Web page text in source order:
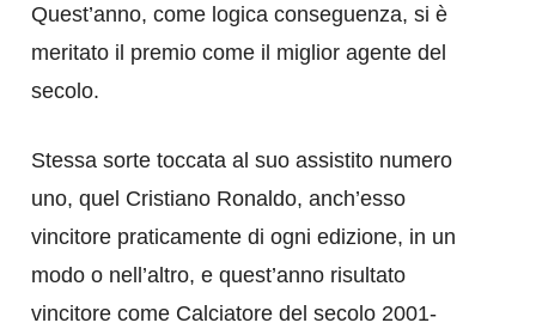
Quest’anno, come logica conseguenza, si è
meritato il premio come il miglior agente del
secolo.
Stessa sorte toccata al suo assistito numero
uno, quel Cristiano Ronaldo, anch’esso
vincitore praticamente di ogni edizione, in un
modo o nell’altro, e quest’anno risultato
vincitore come Calciatore del secolo 2001-